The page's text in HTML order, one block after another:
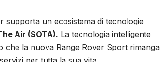
supporta un ecosistema di tecnologie
Air (SOTA). La tecnologia intelligente
che la nuova Range Rover Sport rimanga
per tutta la sua vita.